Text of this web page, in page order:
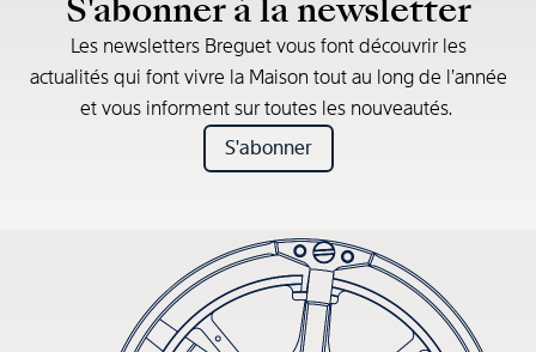
S'abonner à la newsletter
Les newsletters Breguet vous font découvrir les
actualités qui font vivre la Maison tout au long de l’année
et vous informent sur toutes les nouveautés.
S'abonner